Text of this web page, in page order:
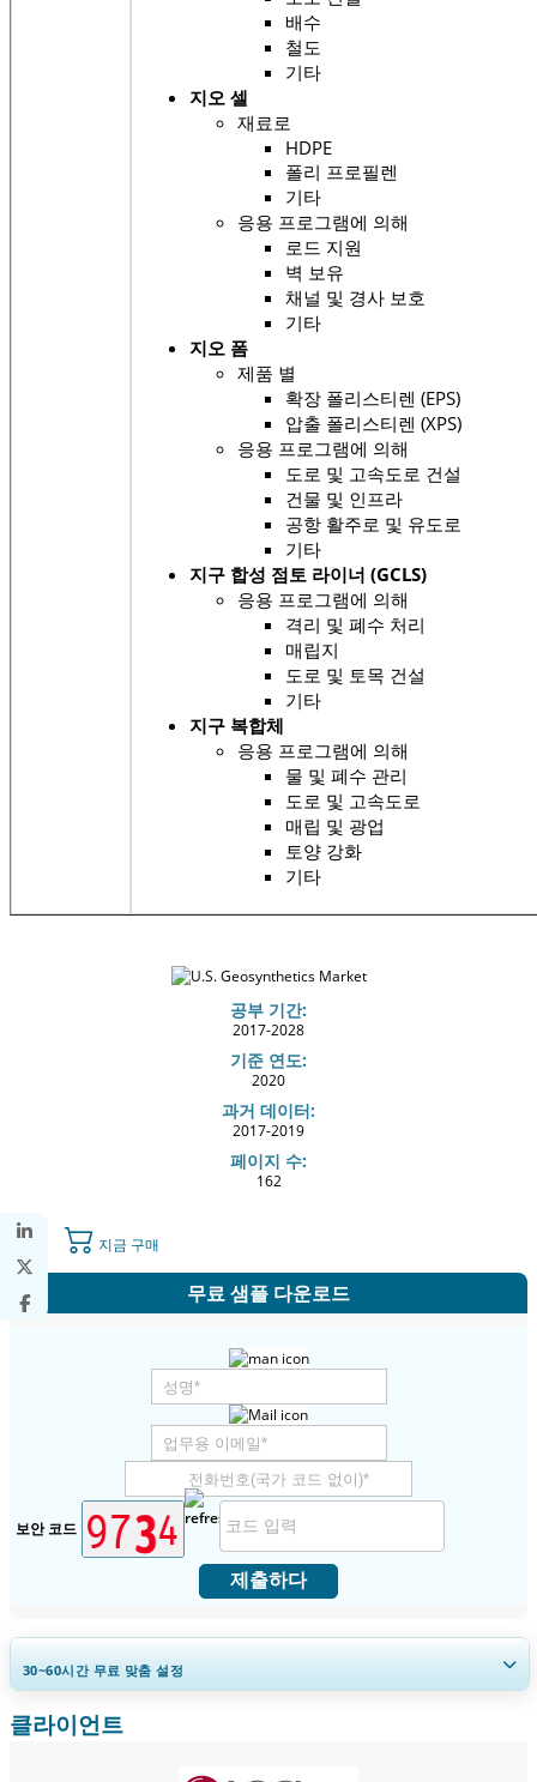
배수
철도
기타
지오 셀
재료로
HDPE
폴리 프로필렌
기타
응용 프로그램에 의해
로드 지원
벽 보유
채널 및 경사 보호
기타
지오 폼
제품 별
확장 폴리스티렌 (EPS)
압출 폴리스티렌 (XPS)
응용 프로그램에 의해
도로 및 고속도로 건설
건물 및 인프라
공항 활주로 및 유도로
기타
지구 합성 점토 라이너 (GCLS)
응용 프로그램에 의해
격리 및 폐수 처리
매립지
도로 및 토목 건설
기타
지구 복합체
응용 프로그램에 의해
물 및 폐수 관리
도로 및 고속도로
매립 및 광업
토양 강화
기타
공부 기간:
2017-2028
기준 연도:
2020
과거 데이터:
2017-2019
페이지 수:
162
지금 구매
무료 샘플 다운로드
보안 코드
제출하다
30~60시간무료 맞춤 설정
지역 및 국가 범위 확장, 세그먼트 분석, 기업 프로필, 경쟁 벤치마킹, 및 최
클라이언트